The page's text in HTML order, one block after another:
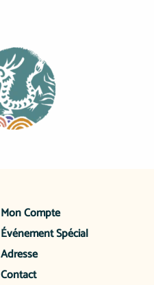
Mon Compte
Événement Spécial
Adresse
Contact